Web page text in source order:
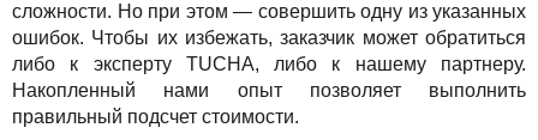
сложности. Но при этом — совершить одну из указанных
ошибок. Чтобы их избежать, заказчик может обратиться
либо к эксперту TUCHA, либо к нашему партнеру.
Накопленный нами опыт позволяет выполнить
правильный подсчет стоимости.